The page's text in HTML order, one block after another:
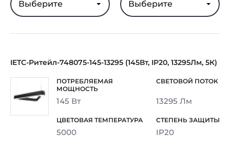
Выберите Выберите
IETC-Ритейл-748075-145-13295 (145Вт, IP20, 13295Лм, 5К)
145 Вт 13295 Лм
5000 IP20